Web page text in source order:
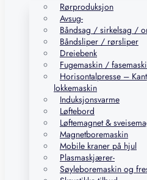
Rørproduksjon
Avsug-
Båndsag / sirkelsag /
Båndsliper / rørsliper
Dreiebenk
Fugemaskin /
Horisontalpresse –
lokkemaskin
Induksjonsvarme
Løftebord
Løftemagnet &
Magnetboremaskin
Mobile kraner på hjul
Plasmaskjærer-
Søyleboremaskin og